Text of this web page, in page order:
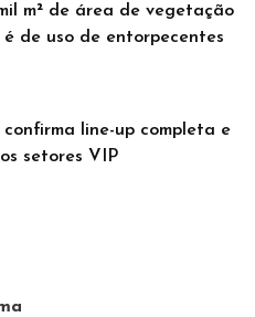
m² de área de vegetação
de uso de entorpecentes
line-up completa e
setores VIP